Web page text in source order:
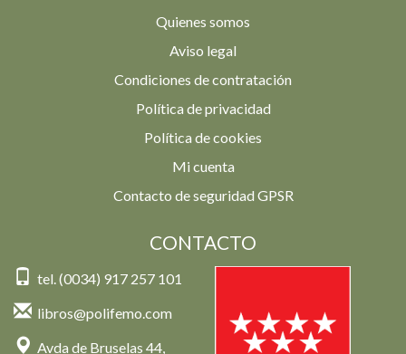
Quienes somos
Aviso legal
Condiciones de contratación
Política de privacidad
Política de cookies
Mi cuenta
Contacto de seguridad GPSR
CONTACTO
tel. (0034) 917 257 101
libros@polifemo.com
Avda de Bruselas 44,